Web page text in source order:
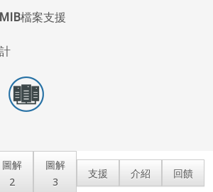
MIB檔案支援
圖解
2
圖解
3
支援 介紹 回饋